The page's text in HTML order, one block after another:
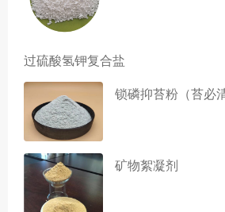
过硫酸氢钾复合盐
锁磷抑苔粉（苔必清
矿物絮凝剂